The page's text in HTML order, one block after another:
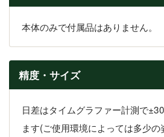
本体のみで付属品はありません。
精度・サイズ
日差はタイムグラファー計測で
ます(ご使用環境によっては多少